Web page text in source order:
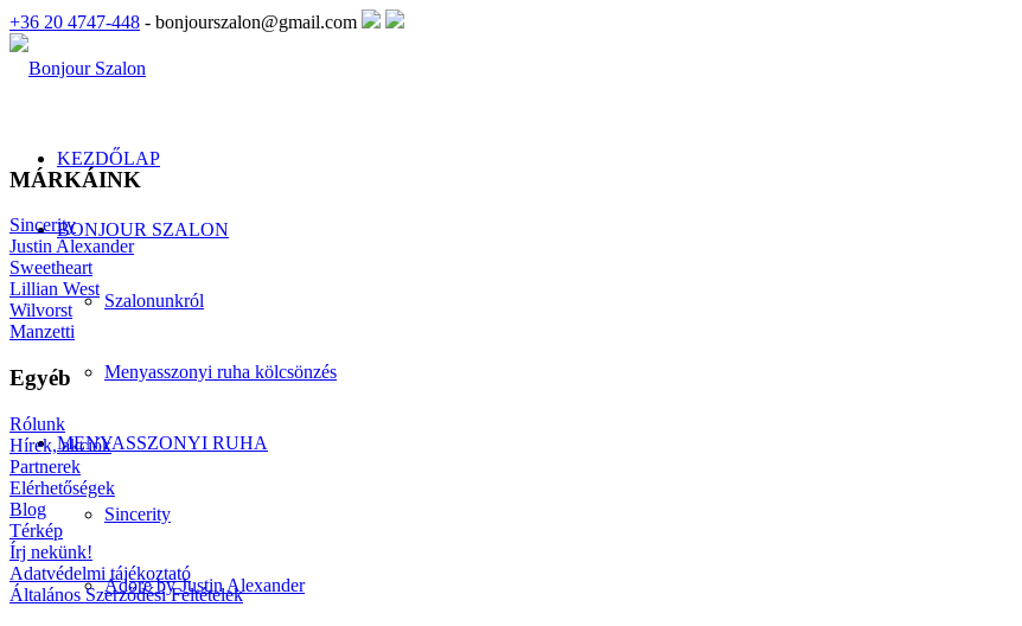
+36 20 4747-448 - bonjourszalon@gmail.com
KEZDŐLAP
BONJOUR SZALON
Szalonunkról
Menyasszonyi ruha kölcsönzés
MENYASSZONYI RUHA
Sincerity
Adore by Justin Alexander
MÁRKÁINK
Sincerity
Justin Alexander
Sweetheart
Lillian West
Wilvorst
Manzetti
Egyéb
Rólunk
Hírek, akciók
Partnerek
Elérhetőségek
Blog
Térkép
Írj nekünk!
Adatvédelmi tájékoztató
Általános Szerződési Feltételek